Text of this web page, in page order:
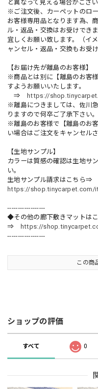
と異なって見える場合がござい
※ご注文後、カーペットのロ
お客様専用品となります為、
ル・返品・交換はお受けでき
宜しくお願い致します。（イ
ャンセル・返品・交換もお受
【お届け先が離島のお客様】
※商品とは別に【離島のお客
すようお願いいたします。
⇒
https://
※離島につきましては、佐川
りますので何卒ご了承下さい。
※離島のお客様で【離島のお
い場合はご注文をキャンセル
【生地サンプル】
カラーは質感の確認は生地サ
い。
生地サンプル請求はこちら⇒
https://shop.tinycarpet.com/
------------------
◆その他の廊下敷きマットは
⇒
https://
------------------
この商
ショップの評価
すべて 0